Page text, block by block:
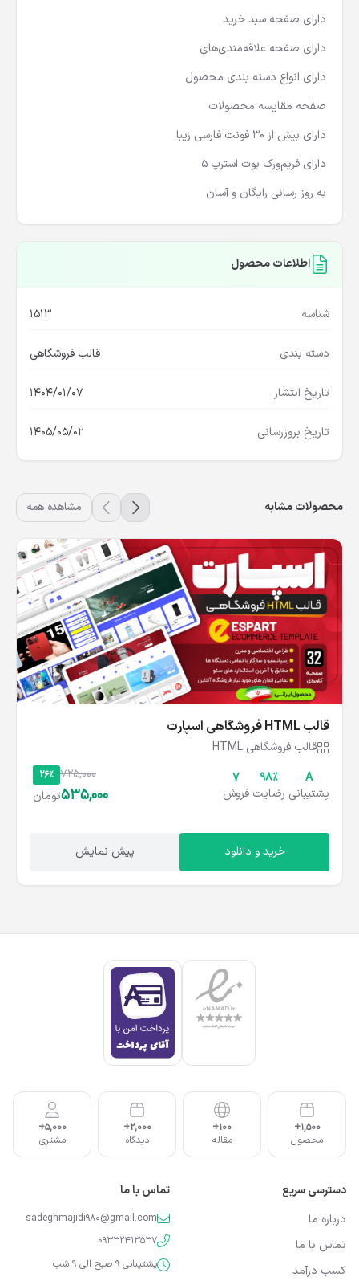
دارای صفحه سبد خرید
دارای صفحه علاقه‌مندی‌های
دارای انواع دسته بندی محصول
صفحه مقایسه محصولات
دارای بیش از ۳۰ فونت فارسی زیبا
دارای فریم‌ورک بوت استرپ ۵
به روز رسانی رایگان و آسان
اطلاعات محصول
شناسه 1513
دسته بندی قالب فروشگاهی
تاریخ انتشار 1404/01/07
تاریخ بروزرسانی 1405/05/02
محصولات مشابه مشاهده همه
قالب HTML فروشگاهی اسپارت
قالب فروشگاهی HTML
A
پشتیبانی
۹۸%
رضایت
۷
فروش
26% 725,000
535,000تومان
خرید و دانلود پیش نمایش
1,500+
محصول
100+
مقاله
2,000+
دیدگاه
5,000+
مشتری
دسترسی سریع
درباره ما
تماس با ما
کسب درآمد
تماس با ما
sadeghmajidi980@gmail.com
09332413537
پشتیبانی 9 صبح الی 9 شب